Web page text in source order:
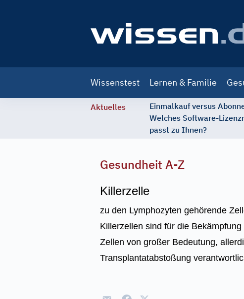
navigation
Wissenstest Lernen & Familie
Aktuelles
Einmalkauf versus
Welches Software-
passt zu Ihnen?
Gesundheit A-Z
Killerzelle
zu den Lymphozyten gehörende
Killerzellen sind für die
Zellen von großer Bedeutung,
Transplantatabstoßung